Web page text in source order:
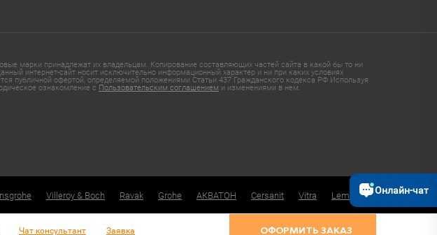
марки принадлежат их владельцам. Копирование составляющих частей сайта в какой бы то ни
интернет-сайт носит исключительно информационный характер и ни при каких условиях
публичной офертой, определяемой положениями Статьи 437 Гражданского кодекса РФ Используя
ознакомление с Пользовательским соглашением и изменениями в нем.
Villeroy & Boch Ravak Grohe АКВАТОН Cersanit Vitra Lemark
Чат консультант Заявка ОФОРМИТЬ ЗАКАЗ
Онлайн-чат